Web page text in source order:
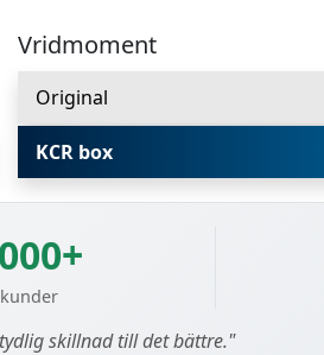
Vridmoment
Original
KCR box
skillnad till det bättre."